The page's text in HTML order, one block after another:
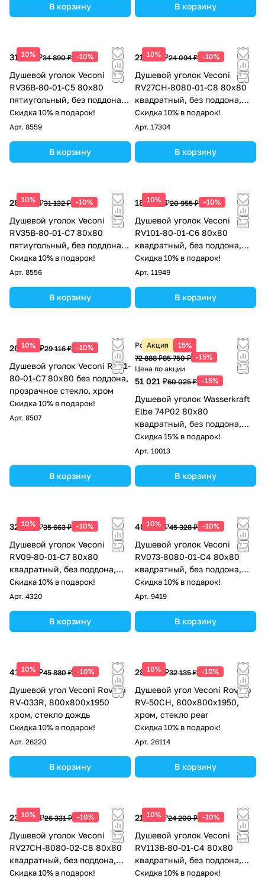
В корзину В корзину
10%
31 401 ₽34 890 ₽ -10%
Душевой уголок Veconi
RV36B-80-01-C5 80х80
пятиугольный, без поддона,
прозрачное стекло, черный
матовый
Скидка 10% в подарок!
Арт. 8559
В корзину
10%
21 685 ₽24 094 ₽ -10%
Душевой уголок Veconi
RV27CH-8080-01-C8 80х80
квадратный, без поддона,
прозрачное стекло, хром
Скидка 10% в подарок!
Арт. 17304
В корзину
10%
28 019 ₽31 132 ₽ -10%
Душевой уголок Veconi
RV35B-80-01-C7 80х80
пятиугольный, без поддона,
прозрачное стекло, черный
матовый
Скидка 10% в подарок!
Арт. 8556
В корзину
10%
18 860 ₽20 955 ₽ -10%
Душевой уголок Veconi
RV101-80-01-C6 80x80
квадратный, без поддона,
прозрачное стекло, хром
Скидка 10% в подарок!
Арт. 11949
В корзину
10%
26 204 ₽29 116 ₽ -10%
Душевой уголок Veconi RV01-
80-01-C7 80х80 без поддона,
прозрачное стекло, хром
Скидка 10% в подарок!
Арт. 8507
В корзину
Акция 15%
Розничная цена
72 888 ₽85 750 ₽ -15%
Цена по акции
51 021 ₽60 025 ₽ -15%
Душевой уголок Wasserkraft
Elbe 74P02 80х80
квадратный, без поддона,
прозрачное стекло, черный
Скидка 15% в подарок!
Арт. 10013
В корзину
10%
32 097 ₽35 663 ₽ -10%
Душевой уголок Veconi
RV09-80-01-C7 80х80
квадратный, без поддона,
прозрачное стекло, черный
матовый
Скидка 10% в подарок!
Арт. 4320
В корзину
10%
40 795 ₽45 328 ₽ -10%
Душевой уголок Veconi
RV073-8080-01-C4 80х80
квадратный, без поддона,
прозрачное стекло, хром
Скидка 10% в подарок!
Арт. 9419
В корзину
10%
41 292 ₽45 880 ₽ -10%
Душевой угол Veconi Rovigo
RV-033R, 800х800х1950
хром, стекло дождь
Скидка 10% в подарок!
Арт. 26220
В корзину
10%
28 922 ₽32 135 ₽ -10%
Душевой угол Veconi Rovigo
RV-50CH, 800х800х1950,
хром, стекло pear
Скидка 10% в подарок!
Арт. 26114
В корзину
10%
23 698 ₽26 331 ₽ -10%
Душевой уголок Veconi
RV27CH-8080-02-C8 80х80
квадратный, без поддона,
матовое стекло, хром
Скидка 10% в подарок!
10%
21 780 ₽24 200 ₽ -10%
Душевой уголок Veconi
RV113B-80-01-C4 80х80
квадратный, без поддона,
прозрачное стекло, черный
Скидка 10% в подарок!